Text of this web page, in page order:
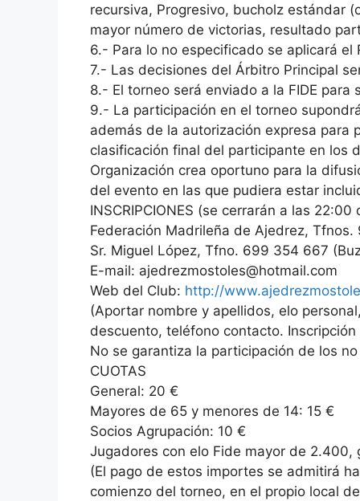
recursiva, Progresivo, bucholz estándar
mayor número de victorias, resultado
6.- Para lo no especificado se aplicará el
7.- Las decisiones del Árbitro Principal
8.- El torneo será enviado a la FIDE para
9.- La participación en el torneo
además de la autorización expresa para
clasificación final del participante en los
Organización crea oportuno para la
del evento en las que pudiera estar
INSCRIPCIONES (se cerrarán a las
Federación Madrileña de Ajedrez,
Sr. Miguel López, Tfno. 699 354 667
E-mail: ajedrezmostoles@hotmail.com
Web del Club: http://
(Aportar nombre y apellidos, elo
descuento, teléfono contacto.
No se garantiza la participación de los
CUOTAS
General: 20 €
Mayores de 65 y menores de 14: 15 €
Socios Agrupación: 10 €
Jugadores con elo Fide mayor de 2.400,
(El pago de estos importes se admitirá
comienzo del torneo, en el propio local